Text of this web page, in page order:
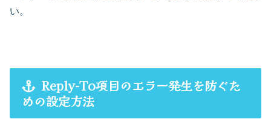
い。
Reply-To項目のエラー発生を防ぐた
めの設定方法